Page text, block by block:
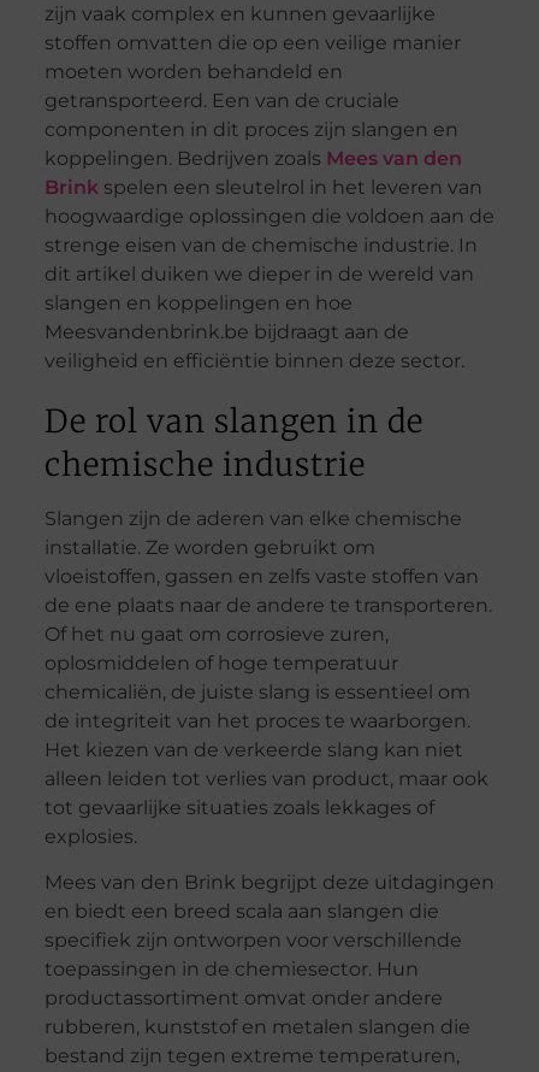
zijn vaak complex en kunnen gevaarlijke
stoffen omvatten die op een veilige manier
moeten worden behandeld en
getransporteerd. Een van de cruciale
componenten in dit proces zijn slangen en
koppelingen. Bedrijven zoals Mees van den
Brinkspelen een sleutelrol in het leveren van
hoogwaardige oplossingen die voldoen aan de
strenge eisen van de chemische industrie. In
dit artikel duiken we dieper in de wereld van
slangen en koppelingen en hoe
Meesvandenbrink.be bijdraagt aan de
veiligheid en efficiëntie binnen deze sector.
De rol van slangen in de
chemische industrie
Slangen zijn de aderen van elke chemische
installatie. Ze worden gebruikt om
vloeistoffen, gassen en zelfs vaste stoffen van
de ene plaats naar de andere te transporteren.
Of het nu gaat om corrosieve zuren,
oplosmiddelen of hoge temperatuur
chemicaliën, de juiste slang is essentieel om
de integriteit van het proces te waarborgen.
Het kiezen van de verkeerde slang kan niet
alleen leiden tot verlies van product, maar ook
tot gevaarlijke situaties zoals lekkages of
explosies.
Mees van den Brink begrijpt deze uitdagingen
en biedt een breed scala aan slangen die
specifiek zijn ontworpen voor verschillende
toepassingen in de chemiesector. Hun
productassortiment omvat onder andere
rubberen, kunststof en metalen slangen die
bestand zijn tegen extreme temperaturen,